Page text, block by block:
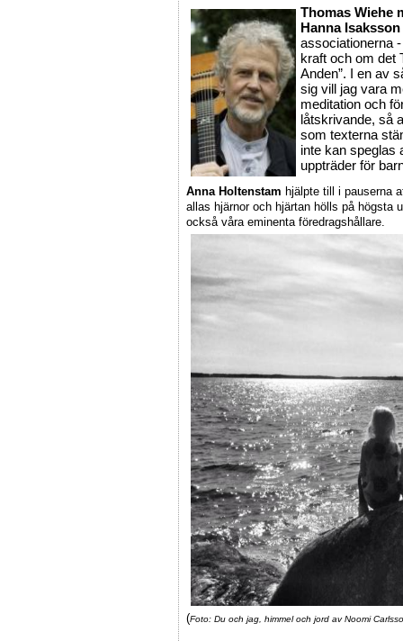
Thomas Wiehe
Hanna Isaksson
associationerna
kraft och om det
Anden”. I en av
sig vill jag vara
meditation och
låtskrivande, så
som texterna
inte kan speglas
uppträder för
Anna Holtenstam hjälpte till i pauserna
allas hjärnor och hjärtan hölls på högsta
också våra eminenta föredragshållare.
(Foto: Du och jag, himmel och jord av Noomi